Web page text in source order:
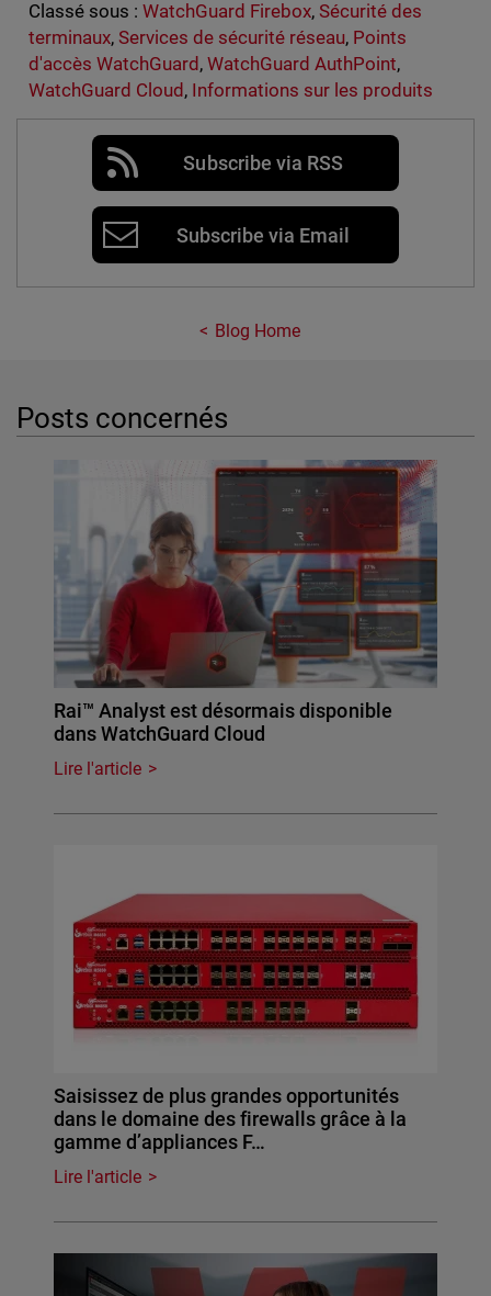
Classé sous : WatchGuard Firebox,Sécurité des
terminaux, Services de sécurité réseau, Points
d'accès WatchGuard, WatchGuard AuthPoint,
WatchGuard Cloud, Informations sur les produits
Subscribe via RSS
Subscribe via Email
Blog Home
Posts concernés
Rai™ Analyst est désormais disponible
dans WatchGuard Cloud
Lire l'article
Saisissez de plus grandes opportunités
dans le domaine des firewalls grâce à la
gamme d’appliances F…
Lire l'article